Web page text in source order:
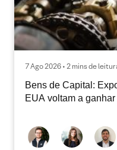
7 Ago 2026 • 2 mins de
Bens de Capital:
EUA voltam a